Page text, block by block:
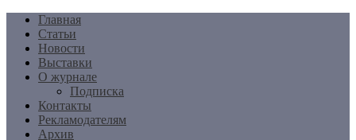
Перейти
содержимому
Главная
Статьи
Новости
Выставки
О журнале
Подписка
Контакты
Рекламодателям
Архив